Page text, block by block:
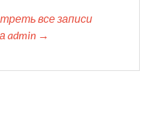
все записи
admin →